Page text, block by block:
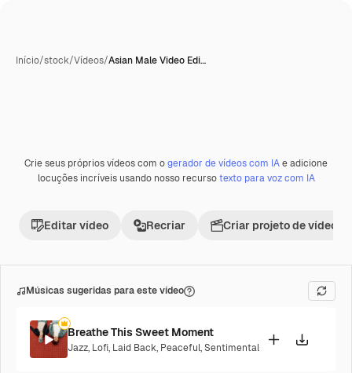
Início/stock/Vídeos/Asian Male Video Edi…
Premium
Crie seus próprios vídeos com ogerador de vídeos com IAe adicione
locuções incríveis usando nosso recursotexto para voz com IA
Editar vídeo Recriar Criar projeto de vídeo
Músicas sugeridas para este vídeo
Breathe This Sweet Moment
Jazz, Lofi, Laid Back, Peaceful,Sentimental